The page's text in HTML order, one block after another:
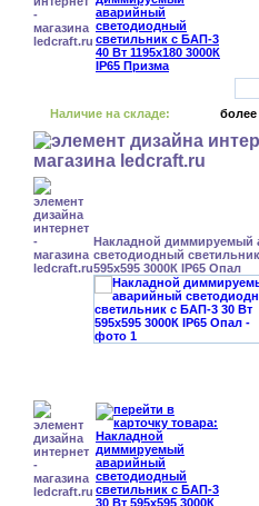
Наличие на складе: более
Накладной диммируемый
светодиодный
595x595 3000К IP65 Опал